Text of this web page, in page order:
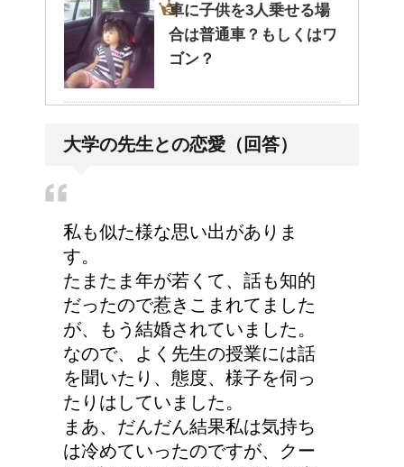
車に子供を3人乗せる場
合は普通車？もしくはワ
ゴン？
について
エビ水槽の掃除の仕方
！
顔にできた脂肪の粒は何
者？原因と対策
大学の先生との恋愛（回答）
私も似た様な思い出がありま
す。
たまたま年が若くて、話も知的
だったので惹きこまれてました
が、もう結婚されていました。
なので、よく先生の授業には話
を聞いたり、態度、様子を伺っ
たりはしていました。
まあ、だんだん結果私は気持ち
は冷めていったのですが、クー